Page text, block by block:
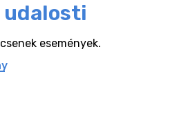
udalosti
események.